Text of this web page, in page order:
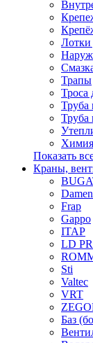
Лотки
Трапы
Троса
Труба
Труба
Химия
Показать
Краны,
Frap
Gappo
ITAP
LD
Sti
Valtec
VRT
Баз